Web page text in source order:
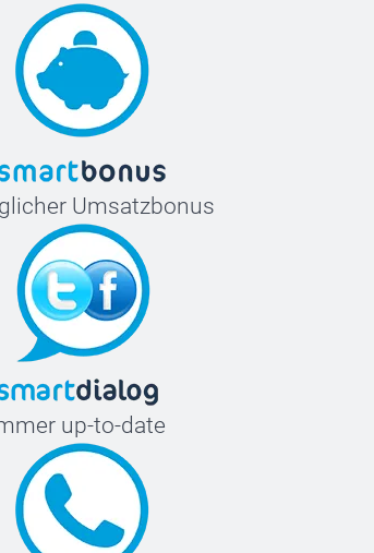
Umsatzbonus
up-to-date